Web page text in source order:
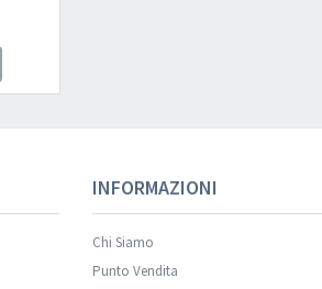
INFORMAZIONI
Chi Siamo
Punto Vendita